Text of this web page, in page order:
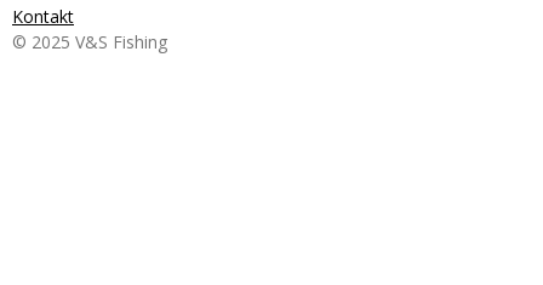
Kontakt
© 2025 V&S Fishing